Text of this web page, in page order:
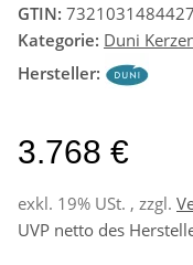
GTIN: 7321031484427
Kategorie: Duni
Hersteller:
3.768 €
exkl. 19% USt. , zzgl.
UVP netto des